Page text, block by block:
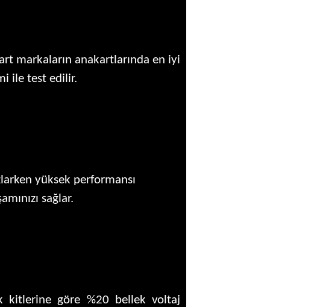
markaların anakartlarında en iyi
ile test edilir.
yüksek performansı
sağlar.
kitlerine göre %20 bellek voltaj